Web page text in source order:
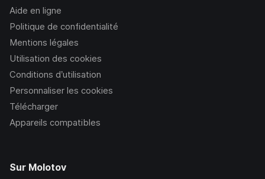
Aide en ligne
Politique de confidentialité
Mentions légales
Utilisation des cookies
Conditions d’utilisation
Personnaliser les cookies
Télécharger
Appareils compatibles
Sur Molotov